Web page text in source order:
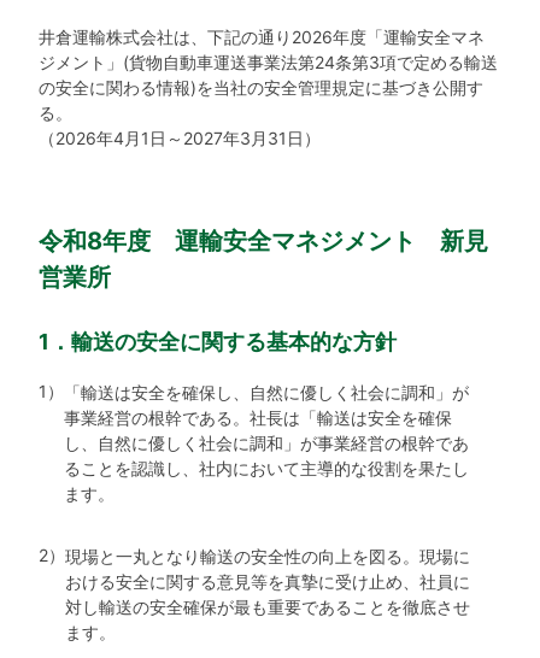
井倉運輸株式会社は、下記の通り2026年度「運輸安全マネ
ジメント」(貨物自動車運送事業法第24条第3項で定める輸送
の安全に関わる情報)を当社の安全管理規定に基づき公開す
る。
（2026年4月1日～2027年3月31日）
令和8年度 運輸安全マネジメント 新見
営業所
1．輸送の安全に関する基本的な方針
1）
「輸送は安全を確保し、自然に優しく社会に調和」が
事業経営の根幹である。社長は「輸送は安全を確保
し、自然に優しく社会に調和」が事業経営の根幹であ
ることを認識し、社内において主導的な役割を果たし
ます。
2）現場と一丸となり輸送の安全性の向上を図る。現場に
おける安全に関する意見等を真摯に受け止め、社員に
対し輸送の安全確保が最も重要であることを徹底させ
ます。